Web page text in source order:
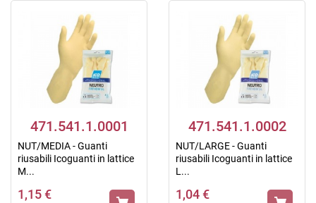
471.541.1.0001
NUT/MEDIA - Guanti
riusabili Icoguanti in lattice
M...
1,15 €
471.541.1.0002
NUT/LARGE - Guanti
riusabili Icoguanti in lattice
L...
1,04 €